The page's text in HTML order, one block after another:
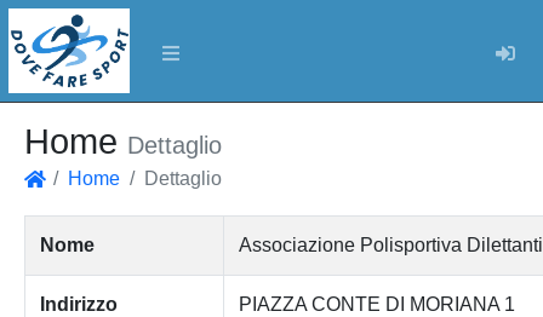
Home Dettaglio
Home Dettaglio
Nome Associazione Polisportiva
Indirizzo PIAZZA CONTE DI MORIANA 1